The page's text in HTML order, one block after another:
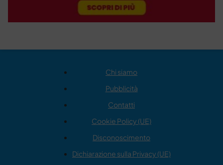
Chi siamo
Pubblicità
Contatti
Cookie Policy (UE)
Disconoscimento
Dichiarazione sulla Privacy (UE)